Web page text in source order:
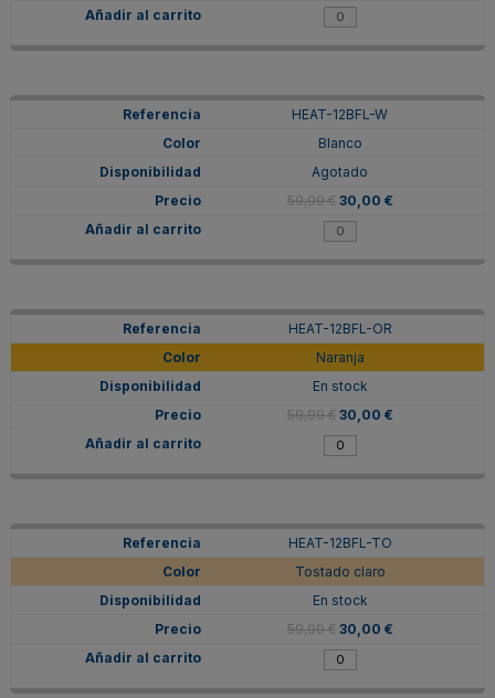
HEAT-12BFL-W
Blanco
Agotado
59,99 € 30,00 €
HEAT-12BFL-OR
Naranja
En stock
59,99 € 30,00 €
HEAT-12BFL-TO
Tostado claro
En stock
59,99 € 30,00 €